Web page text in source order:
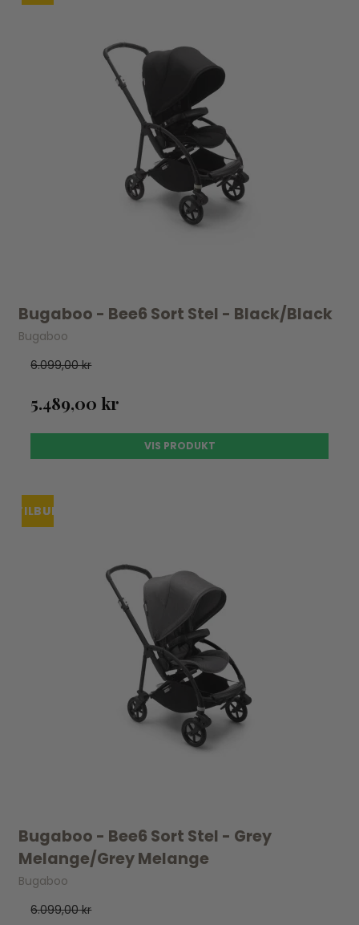
Bugaboo - Bee6 Sort Stel - Black/Black
Bugaboo
6.099,00 kr
5.489,00 kr
VIS PRODUKT
TILBUDUDSOLGT
Bugaboo - Bee6 Sort Stel - Grey
Melange/Grey Melange
Bugaboo
6.099,00 kr